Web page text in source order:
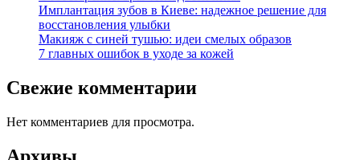
Имплантация зубов в Киеве: надежное решение для
восстановления улыбки
Макияж с синей тушью: идеи смелых образов
7 главных ошибок в уходе за кожей
Свежие комментарии
Нет комментариев для просмотра.
Архивы